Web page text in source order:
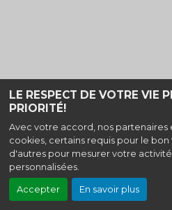
LE RESPECT DE VOTRE VIE
PRIORITÉ!
Avec votre accord, nos partenaires
cookies, certains requis pour le
d'autres pour mesurer votre
personnalisées.
Accepter En savoir plus